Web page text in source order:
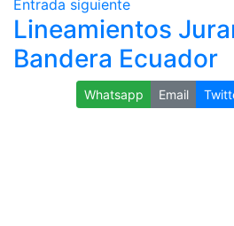
Entrada siguiente
Lineamientos
Bandera Ecuador
Whatsapp Email